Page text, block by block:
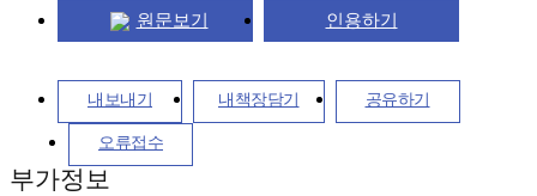
원문보기 인용하기
내보내기 내책장담기 공유하기
오류접수
부가정보